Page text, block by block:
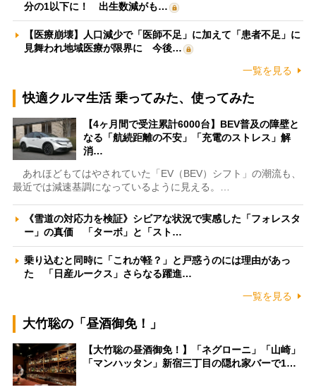
分の1以下に！ 出生数減がも…
【医療崩壊】人口減少で「医師不足」に加えて「患者不足」に
見舞われ地域医療が限界に 今後…
一覧を見る
快適クルマ生活 乗ってみた、使ってみた
【4ヶ月間で受注累計6000台】BEV普及の障壁と
なる「航続距離の不安」「充電のストレス」解
消…
あれほどもてはやされていた「EV（BEV）シフト」の潮流も、
最近では減速基調になっているように見える。…
《雪道の対応力を検証》シビアな状況で実感した「フォレスタ
ー」の真価 「ターボ」と「スト…
乗り込むと同時に「これが軽？」と戸惑うのには理由があっ
た 「日産ルークス」さらなる躍進…
一覧を見る
大竹聡の「昼酒御免！」
【大竹聡の昼酒御免！】「ネグローニ」「山崎」
「マンハッタン」新宿三丁目の隠れ家バーで1…